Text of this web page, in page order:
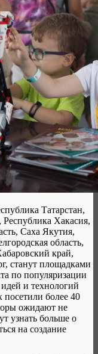
Татарстан,
Республика Хакасия,
Саха Якутия,
область,
край,
станут площадками
по популяризации
и технологий
посетили более 40
ожидают не
узнать больше о
на создание